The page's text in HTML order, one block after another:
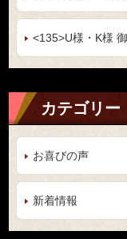
<135>U様・K様
カテゴリー
お喜びの声
新着情報